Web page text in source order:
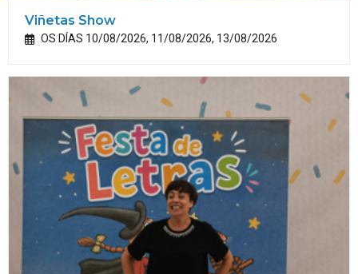
Viñetas Show
OS DÍAS 10/08/2026, 11/08/2026, 13/08/2026